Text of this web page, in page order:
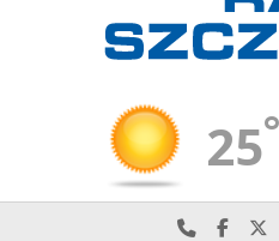
25
Najlepiej